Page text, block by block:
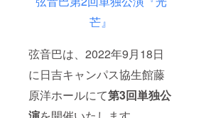
芒』
弦音巴は、2022年9月18日
に日吉キャンパス協生館藤
原洋ホールにて第3回単独公